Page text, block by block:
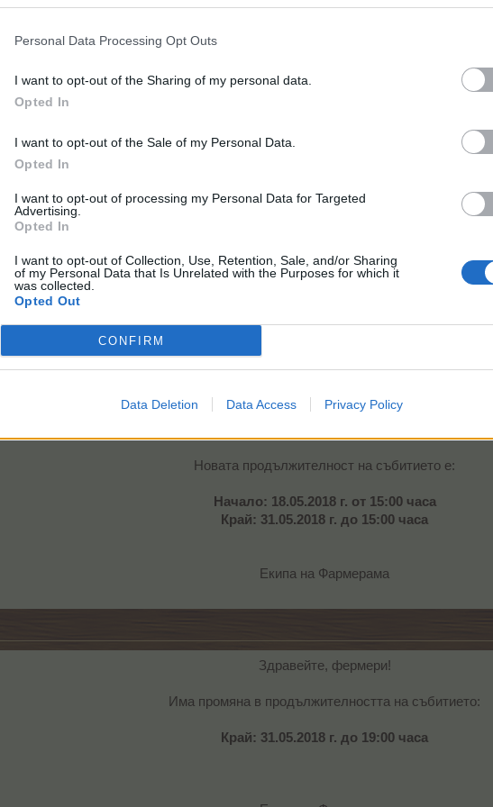
Personal Data Processing Opt Outs
I want to opt-out of the Sharing of my personal data.
Opted In
I want to opt-out of the Sale of my Personal Data.
Opted In
I want to opt-out of processing my Personal Data for Targeted
Advertising.
Opted In
I want to opt-out of Collection, Use, Retention, Sale, and/or Sharing
of my Personal Data that Is Unrelated with the Purposes for which it
was collected.
Opted Out
CONFIRM
Data Deletion Data Access Privacy Policy
Желаем ви успешна игра!
„Колелата на справедливостта мелят бавно, но смилат ситно.“
– Сун Дзъ
„Човек трябва да бъде достатъчно голям, за да признае грешките си,
– Джон Максуел
Новата продължителност на събитието е:
Начало: 18.05.2018 г. от 15:00 часа
Край: 31.05.2018 г. до 15:00 часа
Екипа на Фармерама​
Здравейте, фермери!
Има промяна в продължителността на събитието:
Край: 31.05.2018 г. до 19:00 часа